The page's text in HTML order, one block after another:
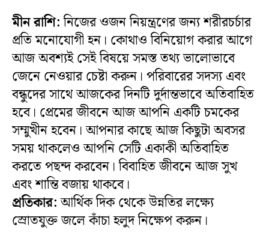
মীন রাশি:নিজের ওজন নিয়ন্ত্রণের জন্য শরীরচর্চার
প্রতি মনোযোগী হন। কোথাও বিনিয়োগ করার আগে
আজ অবশ্যই সেই বিষয়ে সমস্ত তথ্য ভালোভাবে
জেনে নেওয়ার চেষ্টা করুন। পরিবারের সদস্য এবং
বন্ধুদের সাথে আজকের দিনটি দুর্দান্তভাবে অতিবাহিত
হবে। প্রেমের জীবনে আজ আপনি একটি চমকের
সম্মুখীন হবেন। আপনার কাছে আজ কিছুটা অবসর
সময় থাকলেও আপনি সেটি একাকী অতিবাহিত
করতে পছন্দ করবেন। বিবাহিত জীবনে আজ সুখ
এবং শান্তি বজায় থাকবে।
প্রতিকার:আর্থিক দিক থেকে উন্নতির লক্ষ্যে
স্রোতযুক্ত জলে কাঁচা হলুদ নিক্ষেপ করুন।